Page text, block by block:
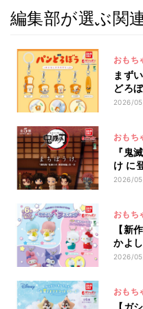
編集部が選ぶ関
おもち
まず
どろ
2026/
おもち
『鬼
け に
2026/
おもち
【新
かよ
2026/
おもち
【ガ